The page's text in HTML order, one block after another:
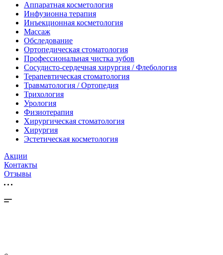
Аппаратная косметология
Инфузионна терапия
Инъекционная косметология
Массаж
Обследование
Ортопедическая стоматология
Профессиональная чистка зубов
Сосудисто-сердечная хирургия / Флебология
Терапевтическая стоматология
Травматология / Ортопедия
Трихология
Урология
Физиотерапия
Хирургическая стоматология
Хирургия
Эстетическая косметология
Акции
Контакты
Отзывы